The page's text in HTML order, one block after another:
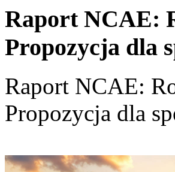
Raport NCAE:
Propozycja dla
Raport NCAE:
Propozycja dla